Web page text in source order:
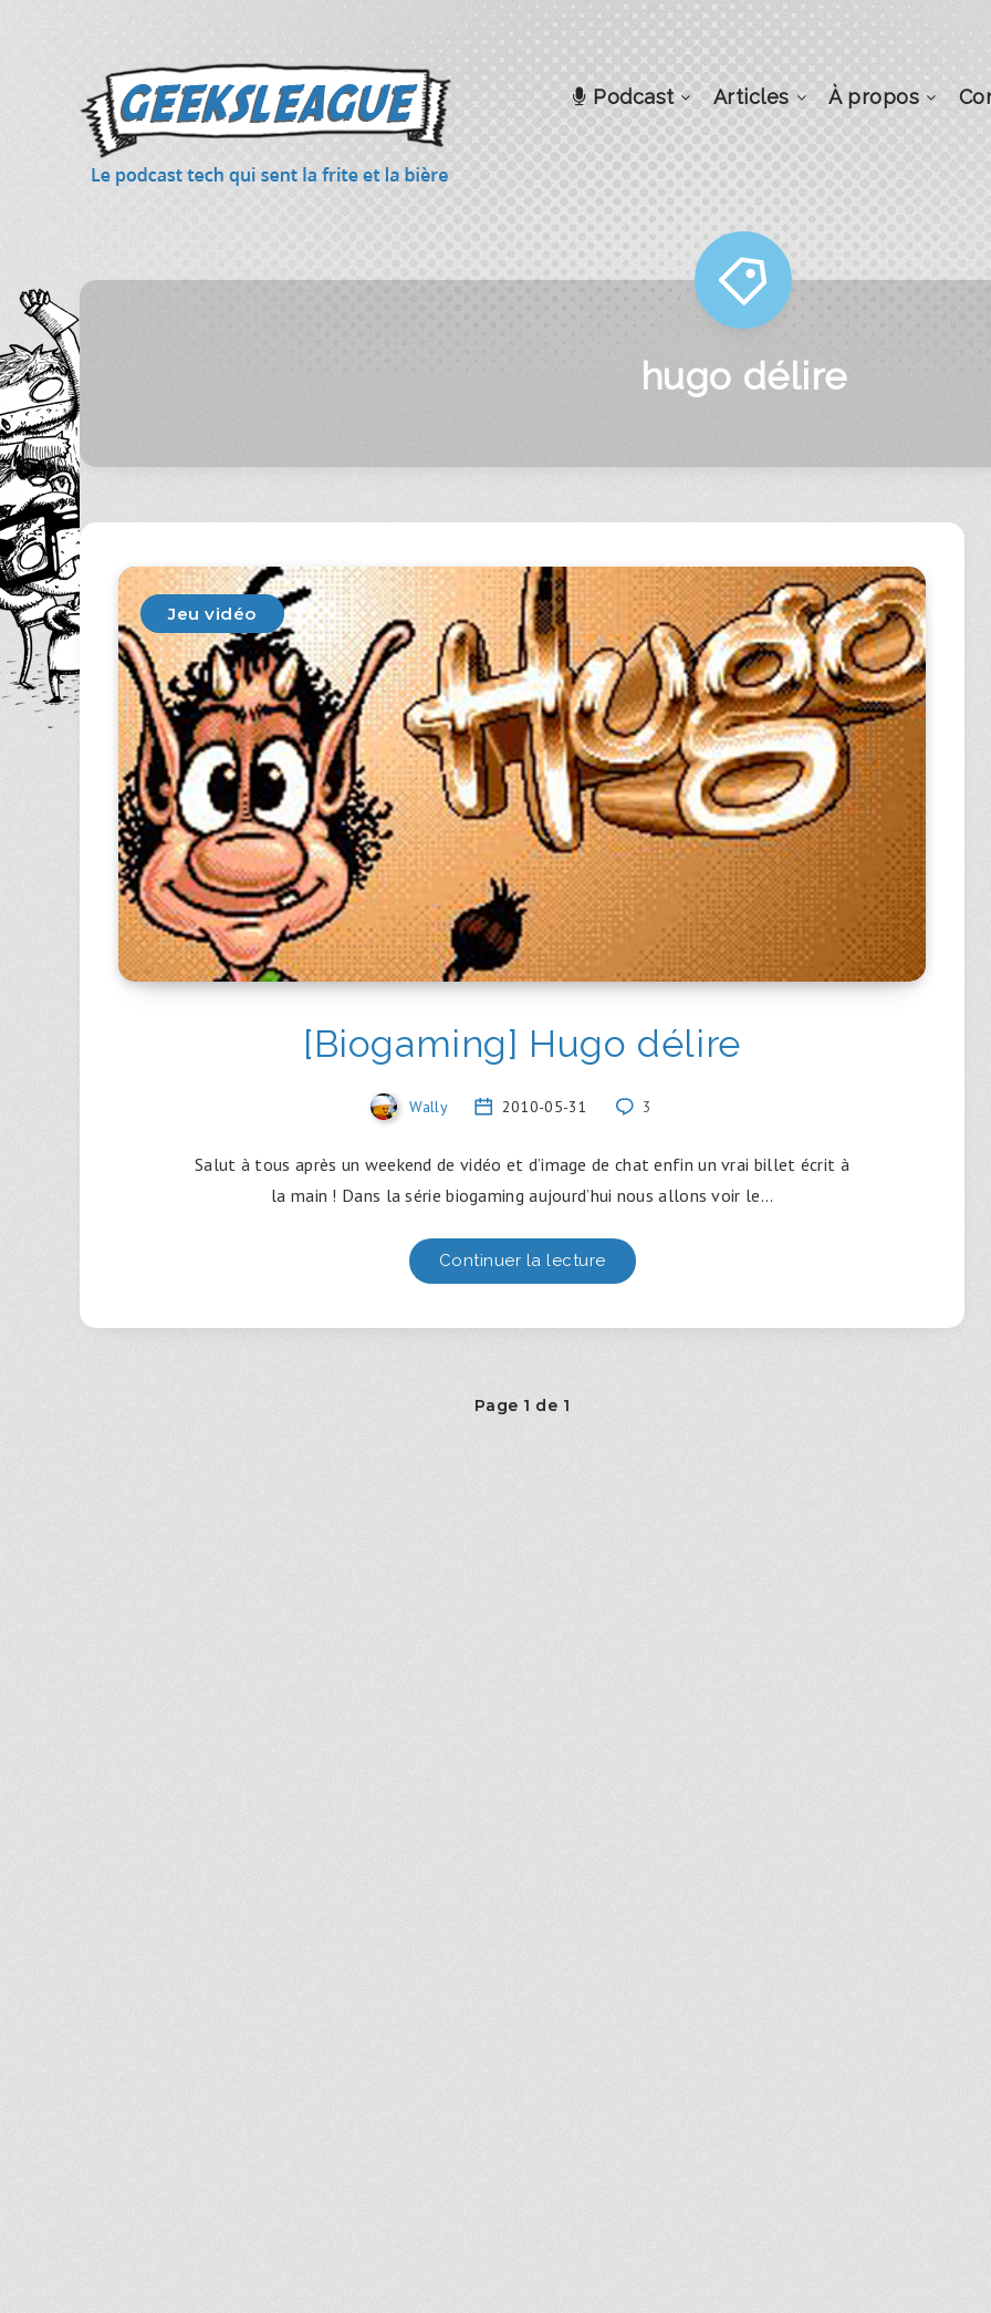
Podcast Articles À propos
hugo délire
Jeu vidéo
[Biogaming] Hugo délire
Wally 2010-05-31 3
Salut à tous après un weekend de vidéo et d’image de chat enfin un vrai billet écrit à
la main ! Dans la série biogaming aujourd’hui nous allons voir le…
Continuer la lecture
Page 1 de 1